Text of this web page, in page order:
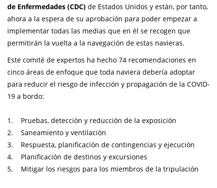
de Enfermedades (CDC) de Estados Unidos y están, por tanto,
ahora a la espera de su aprobación para poder empezar a
implementar todas las medias que en él se recogen que
permitirán la vuelta a la navegación de estas navieras.
Este comité de expertos ha hecho 74 recomendaciones en
cinco áreas de enfoque que toda naviera debería adoptar
para reducir el riesgo de infección y propagación de la COVID-
19 a bordo:
1. Pruebas, detección y reducción de la exposición
2. Saneamiento y ventilación
3. Respuesta, planificación de contingencias y ejecución
4. Planificación de destinos y excursiones
5. Mitigar los riesgos para los miembros de la tripulación